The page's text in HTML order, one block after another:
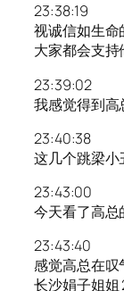
23:38:19
视诚信如生命
大家都会支持
23:39:02
我感觉得到
23:40:38
这几个跳梁小
23:43:00
今天看了高总
23:43:40
感觉高总在叹
长沙娟子姐姐